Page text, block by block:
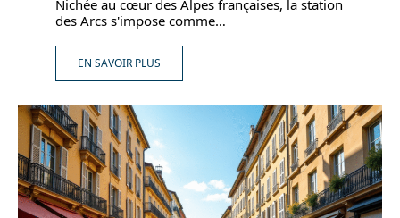
Nichée au cœur des Alpes françaises, la station
des Arcs s'impose comme…
EN SAVOIR PLUS